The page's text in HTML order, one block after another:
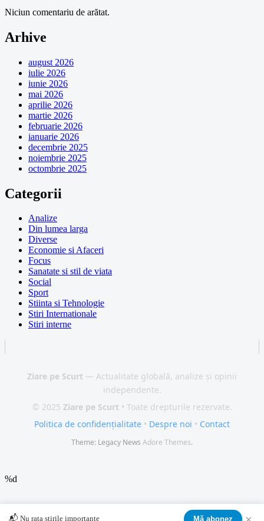
Niciun comentariu de arătat.
Arhive
august 2026
iulie 2026
iunie 2026
mai 2026
aprilie 2026
martie 2026
februarie 2026
ianuarie 2026
decembrie 2025
noiembrie 2025
octombrie 2025
Categorii
Analize
Din lumea larga
Diverse
Economie si Afaceri
Focus
Sanatate si stil de viata
Social
Sport
Stiinta si Tehnologie
Stiri Internationale
Stiri interne
Ziare pe Scurt — Actualitate globală, analize și opinii
independente.
© 2025 Ziare pe Scurt • Toate drepturile rezervate.
Politica de confidențialitate • Despre noi • Contact
Theme: Legacy News Adore Themes.
📬 Nu rata știrile importante Mă abonez
%d